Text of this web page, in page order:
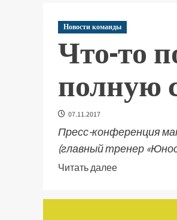
Новости команды
Что-то
полную
07.11.2017
Пресс-конференция
(главный тренер
Читать далее